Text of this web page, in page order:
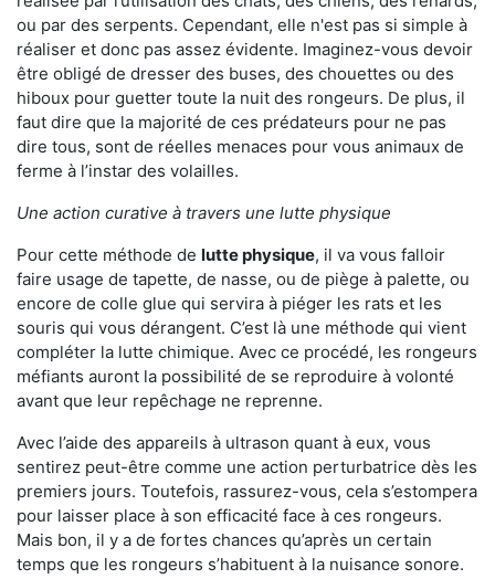
ou par des serpents. Cependant, elle n'est pas si simple à
réaliser et donc pas assez évidente. Imaginez-vous devoir
être obligé de dresser des buses, des chouettes ou des
hiboux pour guetter toute la nuit des rongeurs. De plus, il
faut dire que la majorité de ces prédateurs pour ne pas
dire tous, sont de réelles menaces pour vous animaux de
ferme à l’instar des volailles.
Une action curative à travers une lutte physique
Pour cette méthode de lutte physique, il va vous falloir
faire usage de tapette, de nasse, ou de piège à palette, ou
encore de colle glue qui servira à piéger les rats et les
souris qui vous dérangent. C’est là une méthode qui vient
compléter la lutte chimique. Avec ce procédé, les rongeurs
méfiants auront la possibilité de se reproduire à volonté
avant que leur repêchage ne reprenne.
Avec l’aide des appareils à ultrason quant à eux, vous
sentirez peut-être comme une action perturbatrice dès les
premiers jours. Toutefois, rassurez-vous, cela s’estompera
pour laisser place à son efficacité face à ces rongeurs.
Mais bon, il y a de fortes chances qu’après un certain
temps que les rongeurs s’habituent à la nuisance sonore.